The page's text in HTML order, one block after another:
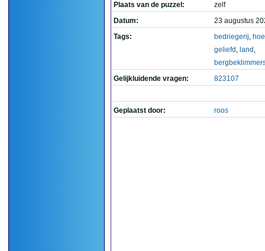
Plaats van de puzzel:
zelf
Datum:
23 augustus
Tags:
bedriegerij,
geliefd , land ,
Gelijkluidende vragen:
823107
Geplaatst door: roos